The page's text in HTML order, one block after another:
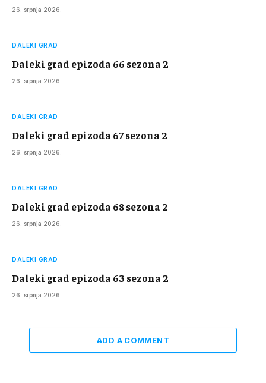
26. srpnja 2026.
DALEKI GRAD
Daleki grad epizoda 66 sezona 2
26. srpnja 2026.
DALEKI GRAD
Daleki grad epizoda 67 sezona 2
26. srpnja 2026.
DALEKI GRAD
Daleki grad epizoda 68 sezona 2
26. srpnja 2026.
DALEKI GRAD
Daleki grad epizoda 63 sezona 2
26. srpnja 2026.
ADD A COMMENT